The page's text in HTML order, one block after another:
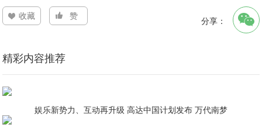
收藏 赞 分享：
精彩内容推荐
娱乐新势力、互动再升级 高达中国计划发布 万代南梦